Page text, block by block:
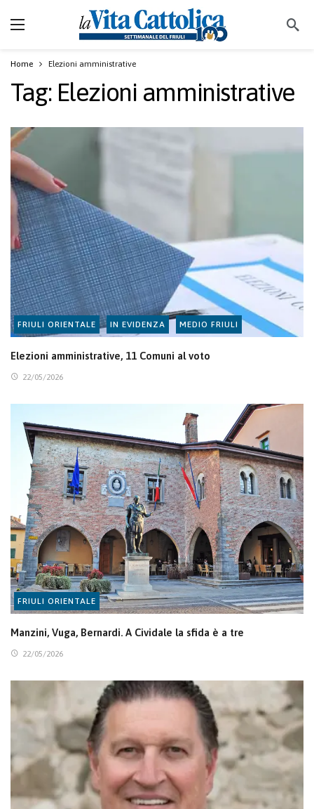
Home Elezioni amministrative
Tag: Elezioni amministrative
FRIULI ORIENTALE IN EVIDENZA MEDIO FRIULI
Elezioni amministrative, 11 Comuni al voto
22/05/2026
FRIULI ORIENTALE
Manzini, Vuga, Bernardi. A Cividale la sfida è a tre
22/05/2026